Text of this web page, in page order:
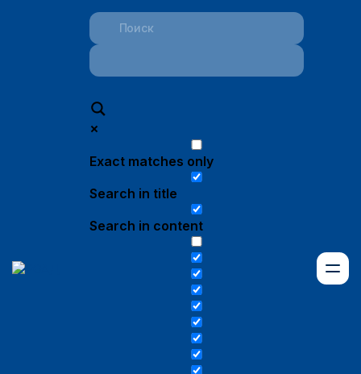
Exact matches only
Search in title
Search in content